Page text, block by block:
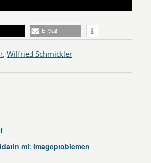
E-Mail
, Wilfried Schmickler
mit Imageproblemen